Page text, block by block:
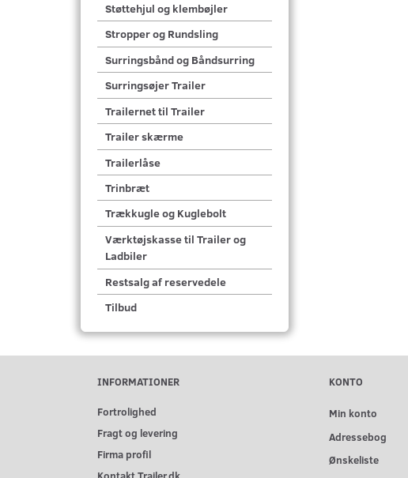
Støttehjul og klembøjler
Stropper og Rundsling
Surringsbånd og Båndsurring
Surringsøjer Trailer
Trailernet til Trailer
Trailer skærme
Trailerlåse
Trinbræt
Trækkugle og Kuglebolt
Værktøjskasse til Trailer og
Ladbiler
Restsalg af reservedele
Tilbud
INFORMATIONER
Fortrolighed
Fragt og levering
Firma profil
KONTO
Min konto
Adressebog
Ønskeliste